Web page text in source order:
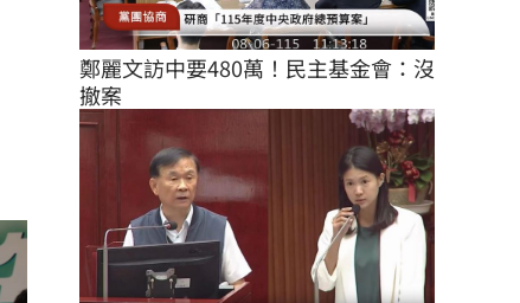
鄭麗文訪中要480萬！民主基金會：沒
撤案